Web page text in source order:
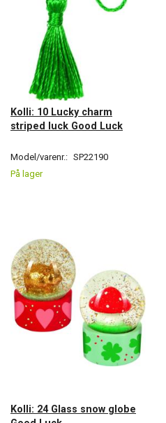
Kolli: 10 Lucky charm
striped luck Good Luck
Model/varenr.: SP22190
På lager
Kolli: 24 Glass snow globe